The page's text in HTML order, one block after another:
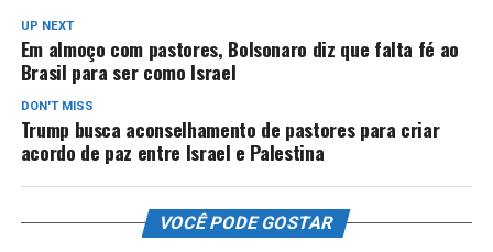
UP NEXT
Em almoço com pastores, Bolsonaro diz que falta fé ao
Brasil para ser como Israel
DON'T MISS
Trump busca aconselhamento de pastores para criar
acordo de paz entre Israel e Palestina
VOCÊ PODE GOSTAR